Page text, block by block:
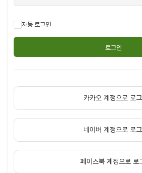
자동 로그인
카카오 계정으로 로
네이버 계정으로 로
페이스북 계정으로 로